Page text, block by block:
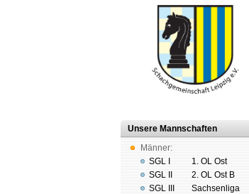
Unsere Mannschaften
Männer:
SGL I
SGL II
SGL III
1. OL Ost
2. OL Ost B
Sachsenliga